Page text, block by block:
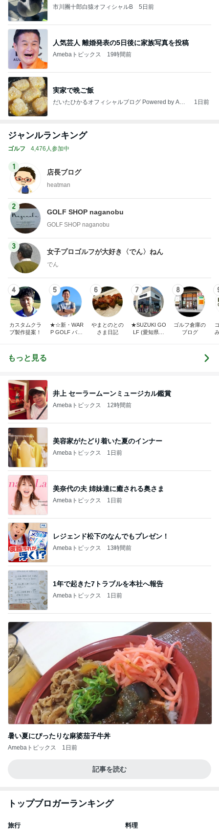
市川團十郎白猿オフィシャルB 5日前
人気芸人 離婚発表の5日後に家族写真を投稿
Amebaトピックス 19時間前
実家で晩ご飯
だいたひかるオフィシャルブログ Powered by Ame
1日前
ジャンルランキング
ゴルフ 4,476人参加中
1
店長ブログ
heatman
2
GOLF SHOP naganobu
GOLF SHOP naganobu
3
女子プロゴルフが大好き〈でん〉ねん
でん
4
カスタムクラ
ブ製作提案！
5
★☆新・WAR
P GOLF バカ
6
やまとのとの
さま日記
7
★SUZUKI GO
LF (愛知県半
8
ゴルフ倉庫の
ブログ
もっと見る
井上 セーラームーンミュージカル鑑賞
Amebaトピックス 12時間前
美容家がたどり着いた夏のインナー
Amebaトピックス 1日前
美奈代の夫 姉妹達に癒される奥さま
Amebaトピックス 1日前
レジェンド松下のなんでもプレゼン！
Amebaトピックス 13時間前
1年で起きた7トラブルを本社へ報告
Amebaトピックス 1日前
暑い夏にぴったりな麻婆茄子牛丼
Amebaトピックス 1日前
記事を読む
トップブロガーランキング
旅行 料理